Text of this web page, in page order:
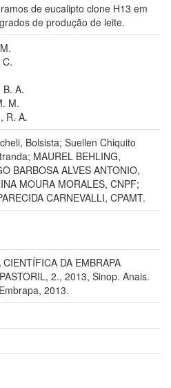
de eucalipto clone H13 em
de produção de leite.
C.
B. A.
M.
R. A.
Bolsista; Suellen Chiquito
MAUREL BEHLING,
BARBOSA ALVES ANTONIO,
MOURA MORALES, CNPF;
CARNEVALLI, CPAMT.
CIENTÍFICA DA EMBRAPA
2., 2013, Sinop. Anais.
2013.